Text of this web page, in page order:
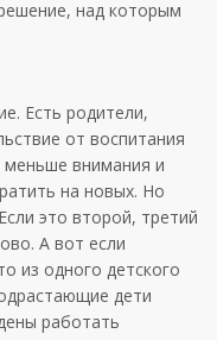
над которым
Есть родители,
от воспитания
внимания и
на новых. Но
это второй, третий
А вот если
из одного детского
дети
работать